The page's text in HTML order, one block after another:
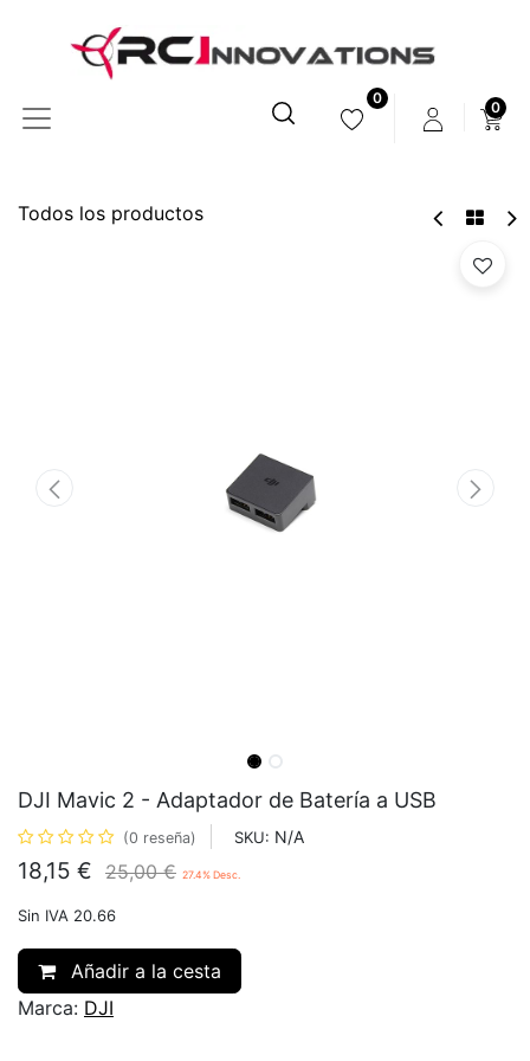
0
0
Todos los productos
DJI Mavic 2 - Adaptador de Batería a USB
(0 reseña) SKU: N/A
18,15 € 25,00€ 27.4% Desc.
Sin IVA 20.66
Añadir a la cesta
Marca: DJI